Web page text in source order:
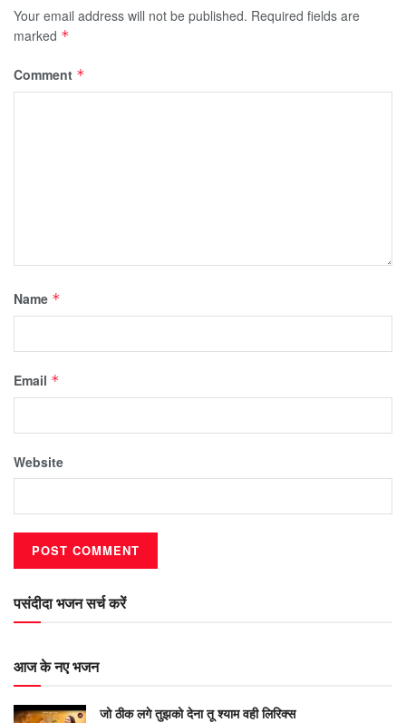
Your email address will not be published. Required fields are
marked *
Comment *
Name *
Email *
Website
पसंदीदा भजन सर्च करें
आज के नए भजन
जो ठीक लगे तुझको देना तू श्याम वही लिरिक्स